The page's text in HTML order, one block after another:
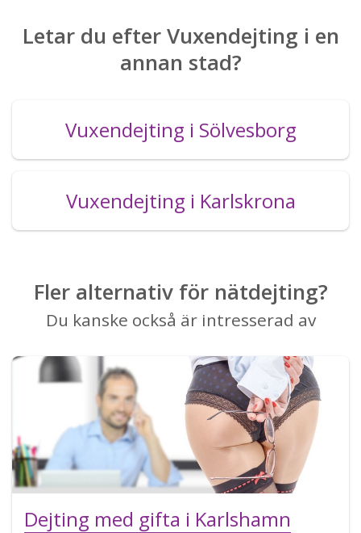
Letar du efter Vuxendejting i en
annan stad?
Vuxendejting i Sölvesborg
Vuxendejting i Karlskrona
Fler alternativ för nätdejting?
Du kanske också är intresserad av
Dejting med gifta i Karlshamn